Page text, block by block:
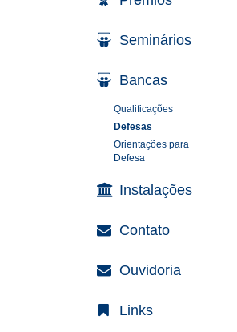
Seminários
Bancas
Qualificações
Defesas
Orientações para
Defesa
Instalações
Contato
Ouvidoria
Links